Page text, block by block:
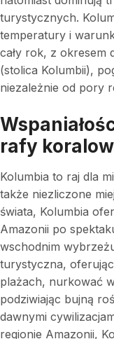
turystycznych.
temperatury i
cały rok, z okresem
(stolica Kolumbii),
niezależnie od pory
rafy
Kolumbia to raj dla
także niezliczone
świata, Kolumbia
Amazonii po
wschodnim
turystyczna,
plażach, nurkować
podziwiając bujną
dawnymi
regionie Amazonii,